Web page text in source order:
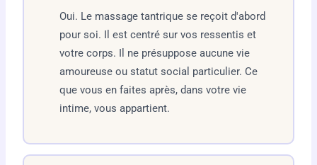
Oui. Le massage tantrique se reçoit d'abord
pour soi. Il est centré sur vos ressentis et
votre corps. Il ne présuppose aucune vie
amoureuse ou statut social particulier. Ce
que vous en faites après, dans votre vie
intime, vous appartient.